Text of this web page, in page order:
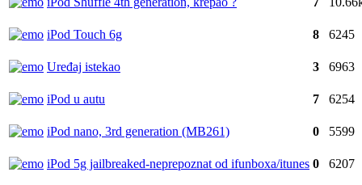
iPod Touch 6g 8 6245
Uređaj istekao 3 6963
iPod u autu 7 6254
iPod nano, 3rd generation (MB261) 0 5599
iPod 5g jailbreaked-neprepoznat od ifunboxa/itunes 0 6207